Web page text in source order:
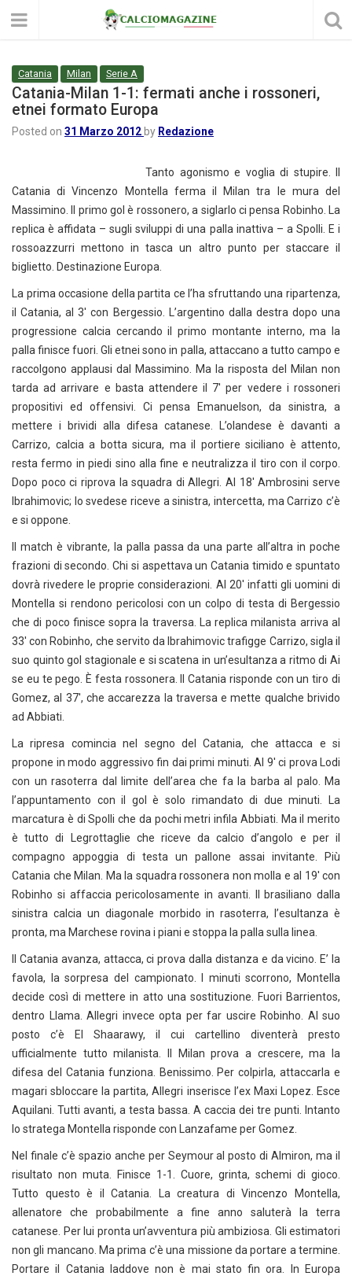
Catania Milan Serie A
Catania-Milan 1-1: fermati anche i rossoneri,
etnei formato Europa
Posted on 31 Marzo 2012 by Redazione
Tanto agonismo e voglia di stupire. Il
Catania di Vincenzo Montella ferma il Milan tra le mura del
Massimino. Il primo gol è rossonero, a siglarlo ci pensa Robinho. La
replica è affidata – sugli sviluppi di una palla inattiva – a Spolli. E i
rossoazzurri mettono in tasca un altro punto per staccare il
biglietto. Destinazione Europa.
La prima occasione della partita ce l’ha sfruttando una ripartenza,
il Catania, al 3′ con Bergessio. L’argentino dalla destra dopo una
progressione calcia cercando il primo montante interno, ma la
palla finisce fuori. Gli etnei sono in palla, attaccano a tutto campo e
raccolgono applausi dal Massimino. Ma la risposta del Milan non
tarda ad arrivare e basta attendere il 7′ per vedere i rossoneri
propositivi ed offensivi. Ci pensa Emanuelson, da sinistra, a
mettere i brividi alla difesa catanese. L’olandese è davanti a
Carrizo, calcia a botta sicura, ma il portiere siciliano è attento,
resta fermo in piedi sino alla fine e neutralizza il tiro con il corpo.
Dopo poco ci riprova la squadra di Allegri. Al 18′ Ambrosini serve
Ibrahimovic; lo svedese riceve a sinistra, intercetta, ma Carrizo c’è
e si oppone.
Il match è vibrante, la palla passa da una parte all’altra in poche
frazioni di secondo. Chi si aspettava un Catania timido e spuntato
dovrà rivedere le proprie considerazioni. Al 20′ infatti gli uomini di
Montella si rendono pericolosi con un colpo di testa di Bergessio
che di poco finisce sopra la traversa. La replica milanista arriva al
33′ con Robinho, che servito da Ibrahimovic trafigge Carrizo, sigla il
suo quinto gol stagionale e si scatena in un’esultanza a ritmo di Ai
se eu te pego. È festa rossonera. Il Catania risponde con un tiro di
Gomez, al 37′, che accarezza la traversa e mette qualche brivido
ad Abbiati.
La ripresa comincia nel segno del Catania, che attacca e si
propone in modo aggressivo fin dai primi minuti. Al 9′ ci prova Lodi
con un rasoterra dal limite dell’area che fa la barba al palo. Ma
l’appuntamento con il gol è solo rimandato di due minuti. La
marcatura è di Spolli che da pochi metri infila Abbiati. Ma il merito
è tutto di Legrottaglie che riceve da calcio d’angolo e per il
compagno appoggia di testa un pallone assai invitante. Più
Catania che Milan. Ma la squadra rossonera non molla e al 19′ con
Robinho si affaccia pericolosamente in avanti. Il brasiliano dalla
sinistra calcia un diagonale morbido in rasoterra, l’esultanza è
pronta, ma Marchese rovina i piani e stoppa la palla sulla linea.
Il Catania avanza, attacca, ci prova dalla distanza e da vicino. E’ la
favola, la sorpresa del campionato. I minuti scorrono, Montella
decide così di mettere in atto una sostituzione. Fuori Barrientos,
dentro Llama. Allegri invece opta per far uscire Robinho. Al suo
posto c’è El Shaarawy, il cui cartellino diventerà presto
ufficialmente tutto milanista. Il Milan prova a crescere, ma la
difesa del Catania funziona. Benissimo. Per colpirla, attaccarla e
magari sbloccare la partita, Allegri inserisce l’ex Maxi Lopez. Esce
Aquilani. Tutti avanti, a testa bassa. A caccia dei tre punti. Intanto
lo stratega Montella risponde con Lanzafame per Gomez.
Nel finale c’è spazio anche per Seymour al posto di Almiron, ma il
risultato non muta. Finisce 1-1. Cuore, grinta, schemi di gioco.
Tutto questo è il Catania. La creatura di Vincenzo Montella,
allenatore che probabilmente a fine anno saluterà la terra
catanese. Per lui pronta un’avventura più ambiziosa. Gli estimatori
non gli mancano. Ma prima c’è una missione da portare a termine.
Portare il Catania laddove non è mai stato fin ora. In Europa